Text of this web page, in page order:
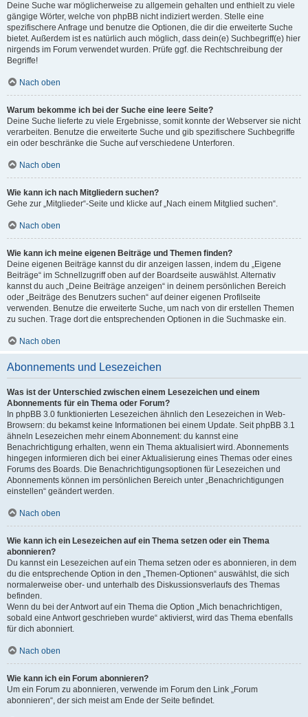
Deine Suche war möglicherweise zu allgemein gehalten und enthielt zu viele
gängige Wörter, welche von phpBB nicht indiziert werden. Stelle eine
spezifischere Anfrage und benutze die Optionen, die dir die erweiterte Suche
bietet. Außerdem ist es natürlich auch möglich, dass dein(e) Suchbegriff(e) hier
nirgends im Forum verwendet wurden. Prüfe ggf. die Rechtschreibung der
Begriffe!
Nach oben
Warum bekomme ich bei der Suche eine leere Seite?
Deine Suche lieferte zu viele Ergebnisse, somit konnte der Webserver sie nicht
verarbeiten. Benutze die erweiterte Suche und gib spezifischere Suchbegriffe
ein oder beschränke die Suche auf verschiedene Unterforen.
Nach oben
Wie kann ich nach Mitgliedern suchen?
Gehe zur „Mitglieder“-Seite und klicke auf „Nach einem Mitglied suchen“.
Nach oben
Wie kann ich meine eigenen Beiträge und Themen finden?
Deine eigenen Beiträge kannst du dir anzeigen lassen, indem du „Eigene
Beiträge“ im Schnellzugriff oben auf der Boardseite auswählst. Alternativ
kannst du auch „Deine Beiträge anzeigen“ in deinem persönlichen Bereich
oder „Beiträge des Benutzers suchen“ auf deiner eigenen Profilseite
verwenden. Benutze die erweiterte Suche, um nach von dir erstellen Themen
zu suchen. Trage dort die entsprechenden Optionen in die Suchmaske ein.
Nach oben
Abonnements und Lesezeichen
Was ist der Unterschied zwischen einem Lesezeichen und einem
Abonnements für ein Thema oder Forum?
In phpBB 3.0 funktionierten Lesezeichen ähnlich den Lesezeichen in Web-
Browsern: du bekamst keine Informationen bei einem Update. Seit phpBB 3.1
ähneln Lesezeichen mehr einem Abonnement: du kannst eine
Benachrichtigung erhalten, wenn ein Thema aktualisiert wird. Abonnements
hingegen informieren dich bei einer Aktualisierung eines Themas oder eines
Forums des Boards. Die Benachrichtigungsoptionen für Lesezeichen und
Abonnements können im persönlichen Bereich unter „Benachrichtigungen
einstellen“ geändert werden.
Nach oben
Wie kann ich ein Lesezeichen auf ein Thema setzen oder ein Thema
abonnieren?
Du kannst ein Lesezeichen auf ein Thema setzen oder es abonnieren, in dem
du die entsprechende Option in den „Themen-Optionen“ auswählst, die sich
normalerweise ober- und unterhalb des Diskussionsverlaufs des Themas
befinden.
Wenn du bei der Antwort auf ein Thema die Option „Mich benachrichtigen,
sobald eine Antwort geschrieben wurde“ aktivierst, wird das Thema ebenfalls
für dich abonniert.
Nach oben
Wie kann ich ein Forum abonnieren?
Um ein Forum zu abonnieren, verwende im Forum den Link „Forum
abonnieren“, der sich meist am Ende der Seite befindet.